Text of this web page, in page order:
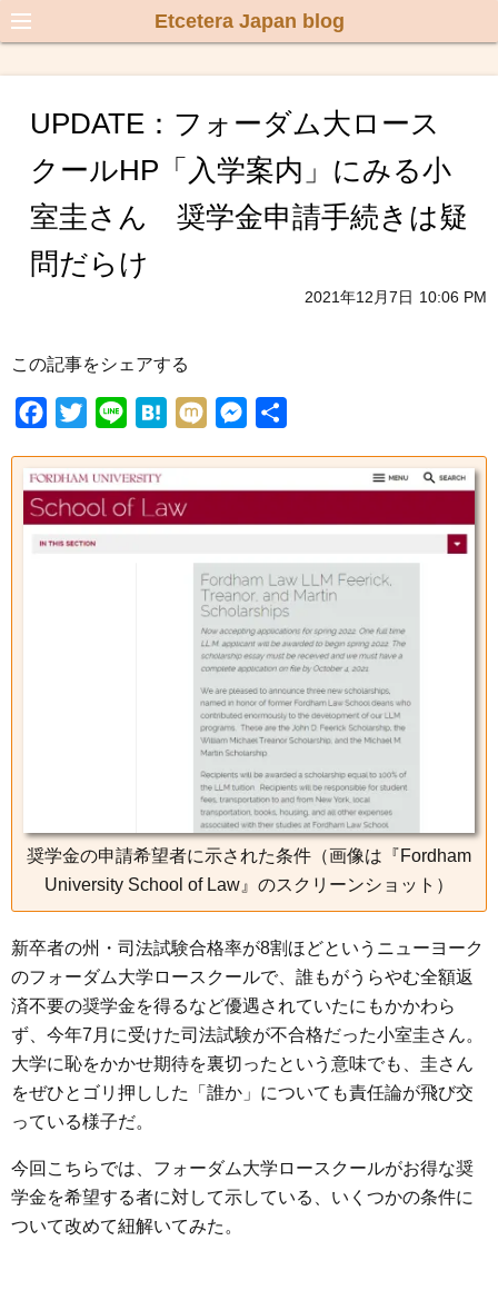
Etcetera Japan blog
UPDATE：フォーダム大ロース
クールHP「入学案内」にみる小
室圭さん 奨学金申請手続きは疑
問だらけ
2021年12月7日 10:06 PM
この記事をシェアする
c
e
b
i
t
t
n
e
H
t
e
M
x
s
n
g
e
r
奨学金の申請希望者に示された条件（画像は『Fordham
University School of Law』のスクリーンショット）
新卒者の州・司法試験合格率が8割ほどというニューヨーク
のフォーダム大学ロースクールで、誰もがうらやむ全額返
済不要の奨学金を得るなど優遇されていたにもかかわら
ず、今年7月に受けた司法試験が不合格だった小室圭さん。
大学に恥をかかせ期待を裏切ったという意味でも、圭さん
をぜひとゴリ押しした「誰か」についても責任論が飛び交
っている様子だ。
今回こちらでは、フォーダム大学ロースクールがお得な奨
学金を希望する者に対して示している、いくつかの条件に
ついて改めて紐解いてみた。